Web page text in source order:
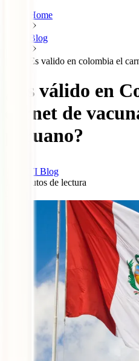
Home
Blog
Es valido en colombia el
¿Es válido en
carnet de
peruano?
IATI Blog
minutos de lectura